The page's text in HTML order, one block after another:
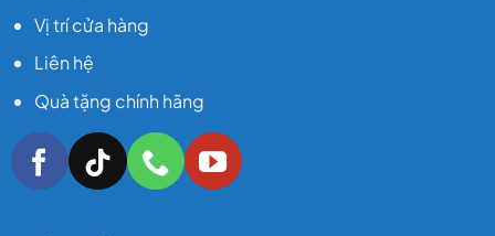
Vị trí cửa hàng
Liên hệ
Quà tặng chính hãng